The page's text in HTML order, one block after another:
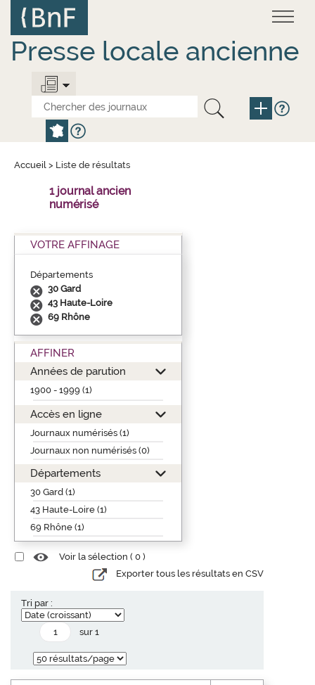
contenu
principal
Presse locale ancienne
Accueil > Liste de résultats
1 journal ancien
numérisé
VOTRE AFFINAGE
Départements
30 Gard
43 Haute-Loire
69 Rhône
AFFINER
Années de parution
1900 - 1999 (1)
Accès en ligne
Journaux numérisés (1)
Journaux non numérisés (0)
Départements
30 Gard (1)
43 Haute-Loire (1)
69 Rhône (1)
Voir la sélection ( 0 )
Exporter tous les résultats en CSV
Tri par :
sur 1
Panneau de gestion des cookies